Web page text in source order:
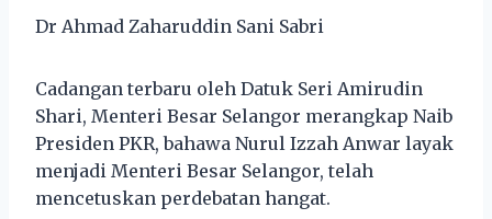
Dr Ahmad Zaharuddin Sani Sabri
Cadangan terbaru oleh Datuk Seri Amirudin
Shari, Menteri Besar Selangor merangkap Naib
Presiden PKR, bahawa Nurul Izzah Anwar layak
menjadi Menteri Besar Selangor, telah
mencetuskan perdebatan hangat.